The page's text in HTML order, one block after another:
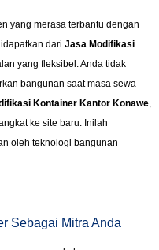
yang merasa terbantu dengan
dari Jasa Modifikasi
yang fleksibel. Anda tidak
bangunan saat masa sewa
Kontainer Kantor Konawe
ke site baru. Inilah
oleh teknologi bangunan
Sebagai Mitra Anda